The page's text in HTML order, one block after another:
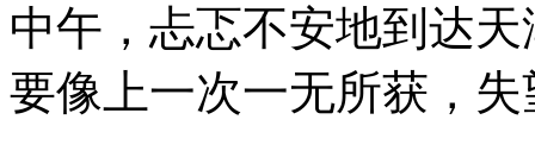
中午，忐忑不安地到达
要像上一次一无所获，